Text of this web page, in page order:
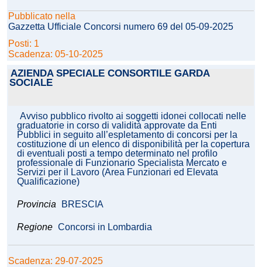
Pubblicato nella
Gazzetta Ufficiale Concorsi numero 69 del 05-09-2025
Posti: 1
Scadenza: 05-10-2025
AZIENDA SPECIALE CONSORTILE GARDA
SOCIALE
Avviso pubblico rivolto ai soggetti idonei collocati nelle
graduatorie in corso di validità approvate da Enti
Pubblici in seguito all’espletamento di concorsi per la
costituzione di un elenco di disponibilità per la copertura
di eventuali posti a tempo determinato nel profilo
professionale di Funzionario Specialista Mercato e
Servizi per il Lavoro (Area Funzionari ed Elevata
Qualificazione)
Provincia BRESCIA
Regione Concorsi in Lombardia
Scadenza: 29-07-2025